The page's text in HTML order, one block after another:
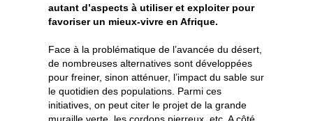
autant d’aspects à utiliser et exploiter pour
favoriser un mieux-vivre en Afrique.
Face à la problématique de l’avancée du désert,
de nombreuses alternatives sont développées
pour freiner, sinon atténuer, l’impact du sable sur
le quotidien des populations. Parmi ces
initiatives, on peut citer le projet de la grande